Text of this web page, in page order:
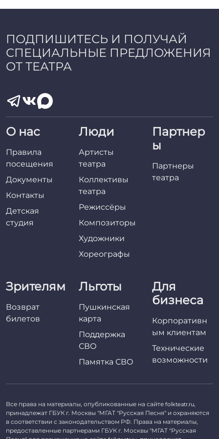
n
ПОДПИШИТЕСЬ И ПОЛУЧАЙ
СПЕЦИАЛЬНЫЕ ПРЕДЛОЖЕНИЯ
ОТ ТЕАТРА
О нас
Правила
посещения
Документы
Контакты
Детская
студия
Люди
Артисты
театра
Коллективы
театра
Режиссёры
Композиторы
Художники
Хореографы
Партнер
ы
Партнеры
театра
Зрителям
Возврат
билетов
Льготы
Пушкинская
карта
Поддержка
СВО
Памятка СВО
Для
бизнеса
Корпоративн
ым клиентам
Технические
возможности
Все права на материалы, опубликованные на сайте folkteatr.ru,
принадлежат ГБУК г. Москвы "МГАТ "Русская Песня" и охраняются
в соответствии с законодательством РФ. Права на материалы,
предоставленные партнерами ГБУК г. Москвы "МГАТ "Русская